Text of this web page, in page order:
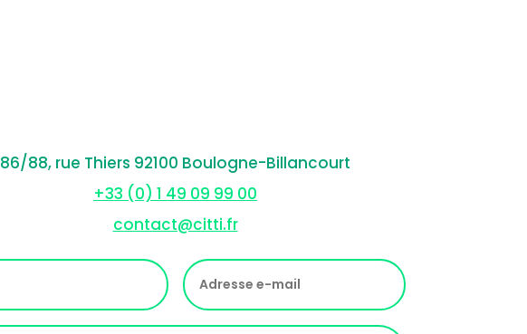
86/88, rue Thiers 92100 Boulogne-Billancourt
+33 (0) 1 49 09 99 00
contact@citti.fr